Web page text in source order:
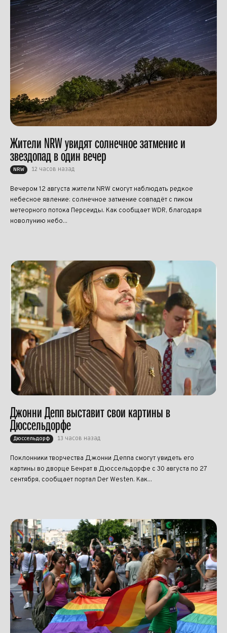
Жители NRW увидят солнечное затмение и
звездопад в один вечер
NRW 12 часов назад
Вечером 12 августа жители NRW смогут наблюдать редкое
небесное явление: солнечное затмение совпадёт с пиком
метеорного потока Персеиды. Как сообщает WDR, благодаря
новолунию небо...
Джонни Депп выставит свои картины в
Дюссельдорфе
Дюссельдорф 13 часов назад
Поклонники творчества Джонни Деппа смогут увидеть его
картины во дворце Бенрат в Дюссельдорфе с 30 августа по 27
сентября, сообщает портал Der Westen. Как...